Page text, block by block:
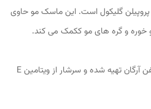
گلیکول است. این ماسک مو حاوی
ماسک مو لاتنس Lightness از روغن آرگان تهیه شده و سرشار از ویتامین E